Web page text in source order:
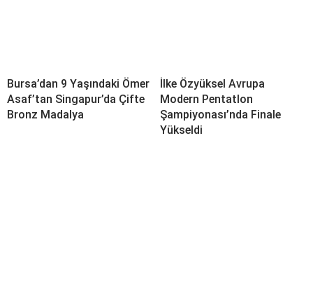
Bursa’dan 9 Yaşındaki Ömer
Asaf’tan Singapur’da Çifte
Bronz Madalya
İlke Özyüksel Avrupa
Modern Pentatlon
Şampiyonası’nda Finale
Yükseldi